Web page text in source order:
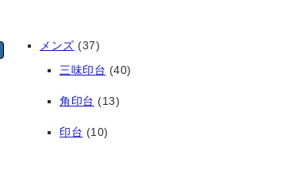
メンズ (37)
三味印台 (40)
角印台 (13)
印台 (10)